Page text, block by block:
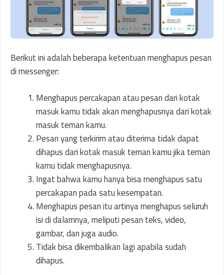
Berikut ini adalah beberapa ketentuan menghapus pesan
di messenger:
Menghapus percakapan atau pesan dari kotak
masuk kamu tidak akan menghapusnya dari kotak
masuk teman kamu.
Pesan yang terkirim atau diterima tidak dapat
dihapus dari kotak masuk teman kamu jika teman
kamu tidak menghapusnya.
Ingat bahwa kamu hanya bisa menghapus satu
percakapan pada satu kesempatan.
Menghapus pesan itu artinya menghapus seluruh
isi di dalamnya, meliputi pesan teks, video,
gambar, dan juga audio.
Tidak bisa dikembalikan lagi apabila sudah
dihapus.